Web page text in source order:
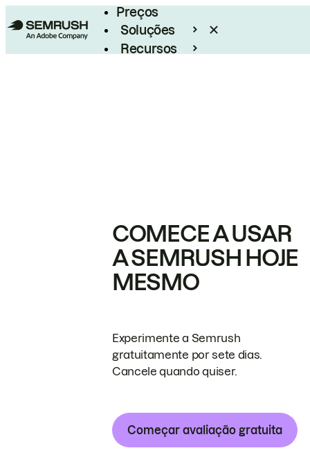
Preços
Soluções
Recursos
COMECE A USAR
A SEMRUSH HOJE
MESMO
Experimente a Semrush
gratuitamente por sete dias.
Cancele quando quiser.
Começar avaliação gratuita